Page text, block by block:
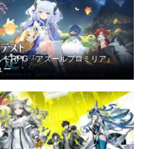
ドRPG『アズールプロミリア』
ー